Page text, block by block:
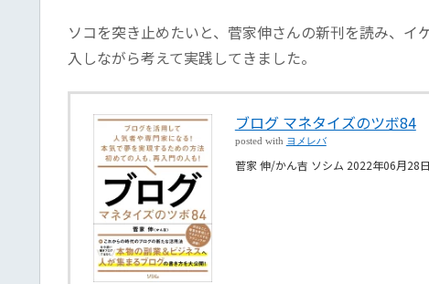
ソコを突き止めたいと、菅家伸さんの新刊を読み、
入しながら考えて実践してきました。
ブログ マネタイズのツボ84
posted with ヨメレバ
菅家 伸/かん吉 ソシム 2022年06月28